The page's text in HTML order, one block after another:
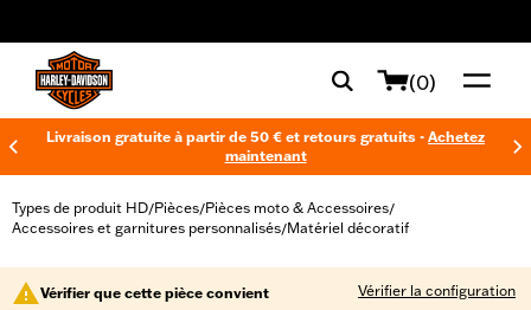
(0)
Livraison gratuite à partir de 50 € et retours gratuits - Achetez
maintenant
Types de produit HD/Pièces/Pièces moto & Accessoires/
Accessoires et garnitures personnalisés/Matériel décoratif
Vérifier que cette pièce convient Vérifier la configuration